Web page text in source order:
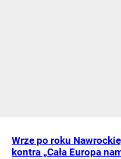
Wrze po roku
kontra „Cała Europa